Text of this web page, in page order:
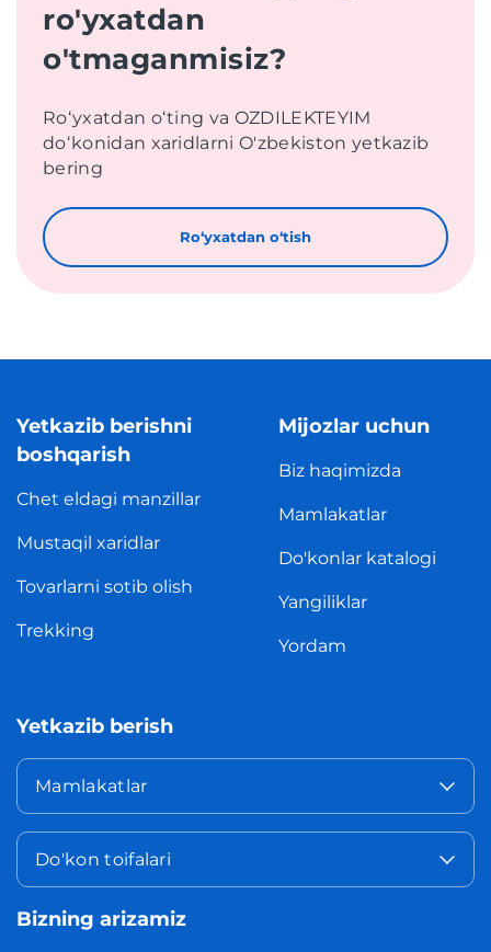
ro'yxatdan
o'tmaganmisiz?
Roʻyxatdan oʻting va OZDILEKTEYIM
doʻkonidan xaridlarni O'zbekiston yetkazib
bering
Roʻyxatdan oʻtish
Yetkazib berishni
boshqarish
Chet eldagi manzillar
Mustaqil xaridlar
Tovarlarni sotib olish
Trekking
Mijozlar uchun
Biz haqimizda
Mamlakatlar
Do'konlar katalogi
Yangiliklar
Yordam
Yetkazib berish
Mamlakatlar
Do'kon toifalari
Bizning arizamiz